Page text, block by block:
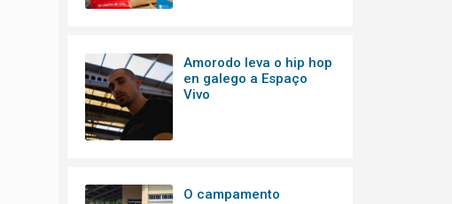
Amorodo leva o hip hop
en galego a Espaço
Vivo
O campamento